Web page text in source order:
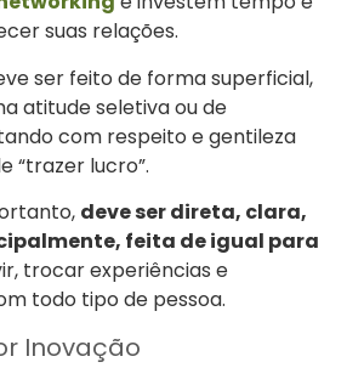
suas relações.
ser feito de forma superficial,
atitude seletiva ou de
com respeito e gentileza
“trazer lucro”.
deve ser direta, clara,
feita de igual para
trocar experiências e
todo tipo de pessoa.
Inovação